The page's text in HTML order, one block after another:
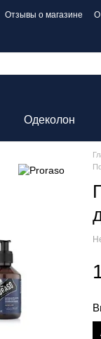
Отзывы о магазине О
Одеколон